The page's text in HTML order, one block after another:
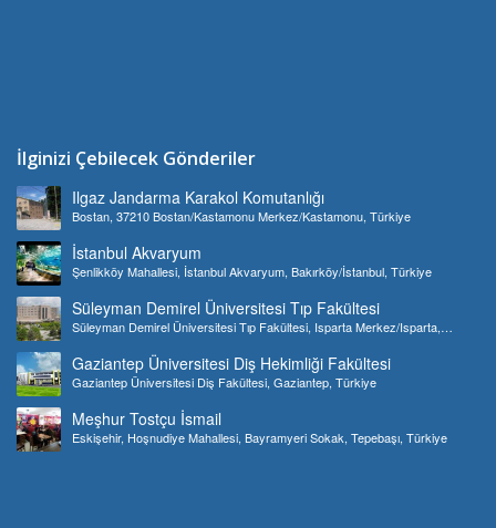
İlginizi Çebilecek Gönderiler
Ilgaz Jandarma Karakol Komutanlığı
Bostan, 37210 Bostan/Kastamonu Merkez/Kastamonu, Türkiye
İstanbul Akvaryum
Şenlikköy Mahallesi, İstanbul Akvaryum, Bakırköy/İstanbul, Türkiye
Süleyman Demirel Üniversitesi Tıp Fakültesi
Süleyman Demirel Üniversitesi Tıp Fakültesi, Isparta Merkez/Isparta,
Gaziantep Üniversitesi Diş Hekimliği Fakültesi
Gaziantep Üniversitesi Diş Fakültesi, Gaziantep, Türkiye
Meşhur Tostçu İsmail
Eskişehir, Hoşnudiye Mahallesi, Bayramyeri Sokak, Tepebaşı, Türkiye